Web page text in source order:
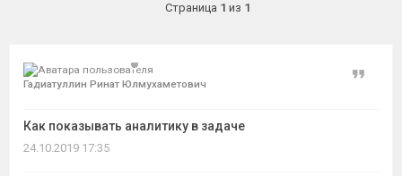
Страница 1 из 1
Гадиатуллин Ринат Юлмухаметович
Как показывать аналитику в задаче
Цитата
24.10.2019 17:35